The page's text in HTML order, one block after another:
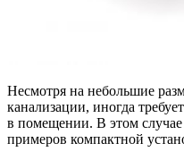
Несмотря на небольшие
канализации, иногда
в помещении. В этом
примеров компактной